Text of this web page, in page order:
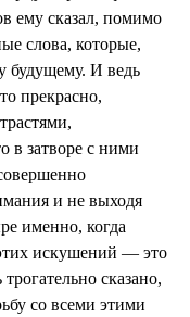
ему сказал, помимо
слова, которые,
будущему. И ведь
прекрасно,
в затворе с ними
и не выходя
именно, когда
искушений — это
сказано,
со всеми этими